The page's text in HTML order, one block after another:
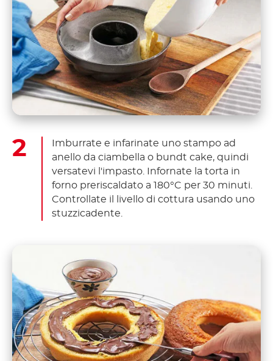
Imburrate e infarinate uno stampo ad
anello da ciambella o bundt cake, quindi
versatevi l'impasto. Infornate la torta in
forno preriscaldato a 180°C per 30 minuti.
Controllate il livello di cottura usando uno
stuzzicadente.